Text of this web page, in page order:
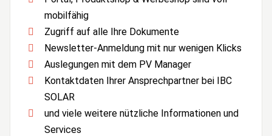
mobilfähig
Zugriff auf alle Ihre Dokumente
Newsletter-Anmeldung mit nur wenigen Klicks
Auslegungen mit dem PV Manager
Kontaktdaten Ihrer Ansprechpartner bei IBC
SOLAR
und viele weitere nützliche Informationen und
Services